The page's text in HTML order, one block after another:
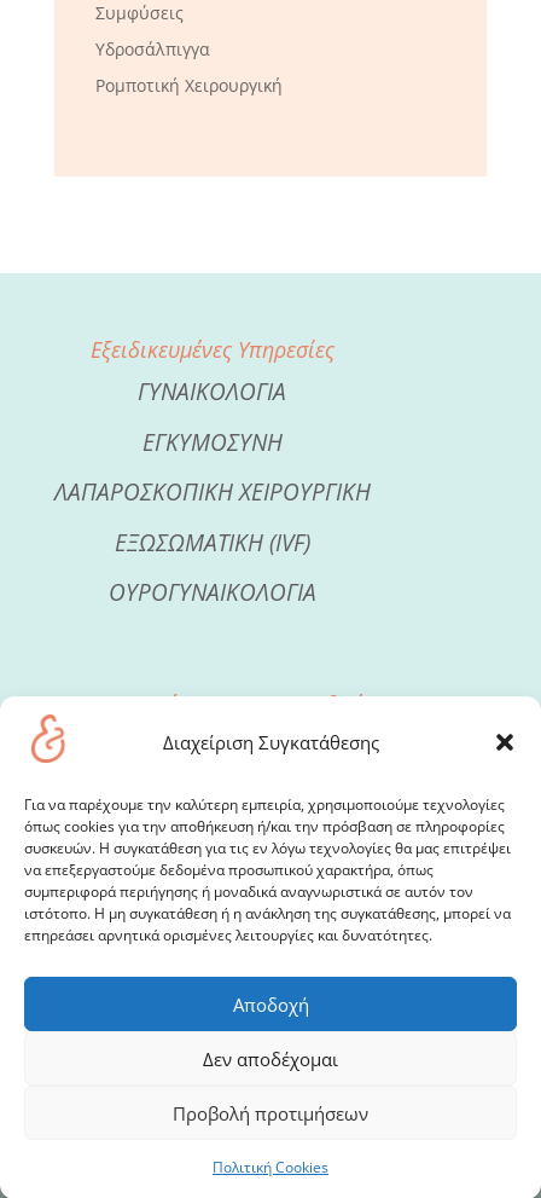
Διαχείριση Συγκατάθεσης
Για να παρέχουμε την καλύτερη εμπειρία, χρησιμοποιούμε τεχνολογίες
όπως cookies για την αποθήκευση ή/και την πρόσβαση σε πληροφορίες
συσκευών. Η συγκατάθεση για τις εν λόγω τεχνολογίες θα μας επιτρέψει
να επεξεργαστούμε δεδομένα προσωπικού χαρακτήρα, όπως
συμπεριφορά περιήγησης ή μοναδικά αναγνωριστικά σε αυτόν τον
ιστότοπο. Η μη συγκατάθεση ή η ανάκληση της συγκατάθεσης, μπορεί να
επηρεάσει αρνητικά ορισμένες λειτουργίες και δυνατότητες.
Αποδοχή
Δεν αποδέχομαι
Προβολή προτιμήσεων
Πολιτική Cookies
Συμφύσεις
Υδροσάλπιγγα
Ρομποτική Χειρουργική
Εξειδικευμένες Υπηρεσίες
ΓΥΝΑΙΚΟΛΟΓΙΑ
ΕΓΚΥΜΟΣΥΝΗ
ΛΑΠΑΡΟΣΚΟΠΙΚΗ ΧΕΙΡΟΥΡΓΙΚΗ
ΕΞΩΣΩΜΑΤΙΚΗ (IVF)
ΟΥΡΟΓΥΝΑΙΚΟΛΟΓΙΑ
Δέχεται με ραντεβού
Δευτέρα & Πέμπτη 4-9μμ
Ιατρείο:
Κηφισίας 34, 11526 Αμπελόκηποι
syllas@syllas.gr
2107786149,6974792761,6974441228
site4doctorandMyMedical